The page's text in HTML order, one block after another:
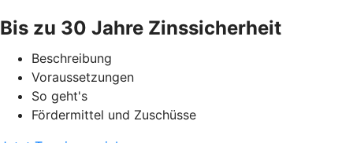
Bis zu 30 Jahre Zinssicherheit
Beschreibung
Voraussetzungen
So geht's
Fördermittel und Zuschüsse